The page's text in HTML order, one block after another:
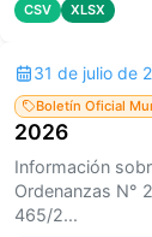
CSV XLSX
31 de julio de
Boletín Oficial
2026
Información
Ordenanzas N°
465/2...